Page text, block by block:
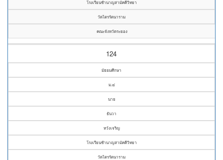
โรงเรียนชำนาญสามัคคีวิทยา
วัดไตรรัตนาราม
คณะจังหวัดระยอง
124
มัธยมศึกษา
ม.๔
นาย
ธันวา
หวังเจริญ
โรงเรียนชำนาญสามัคคีวิทยา
วัดไตรรัตนาราม